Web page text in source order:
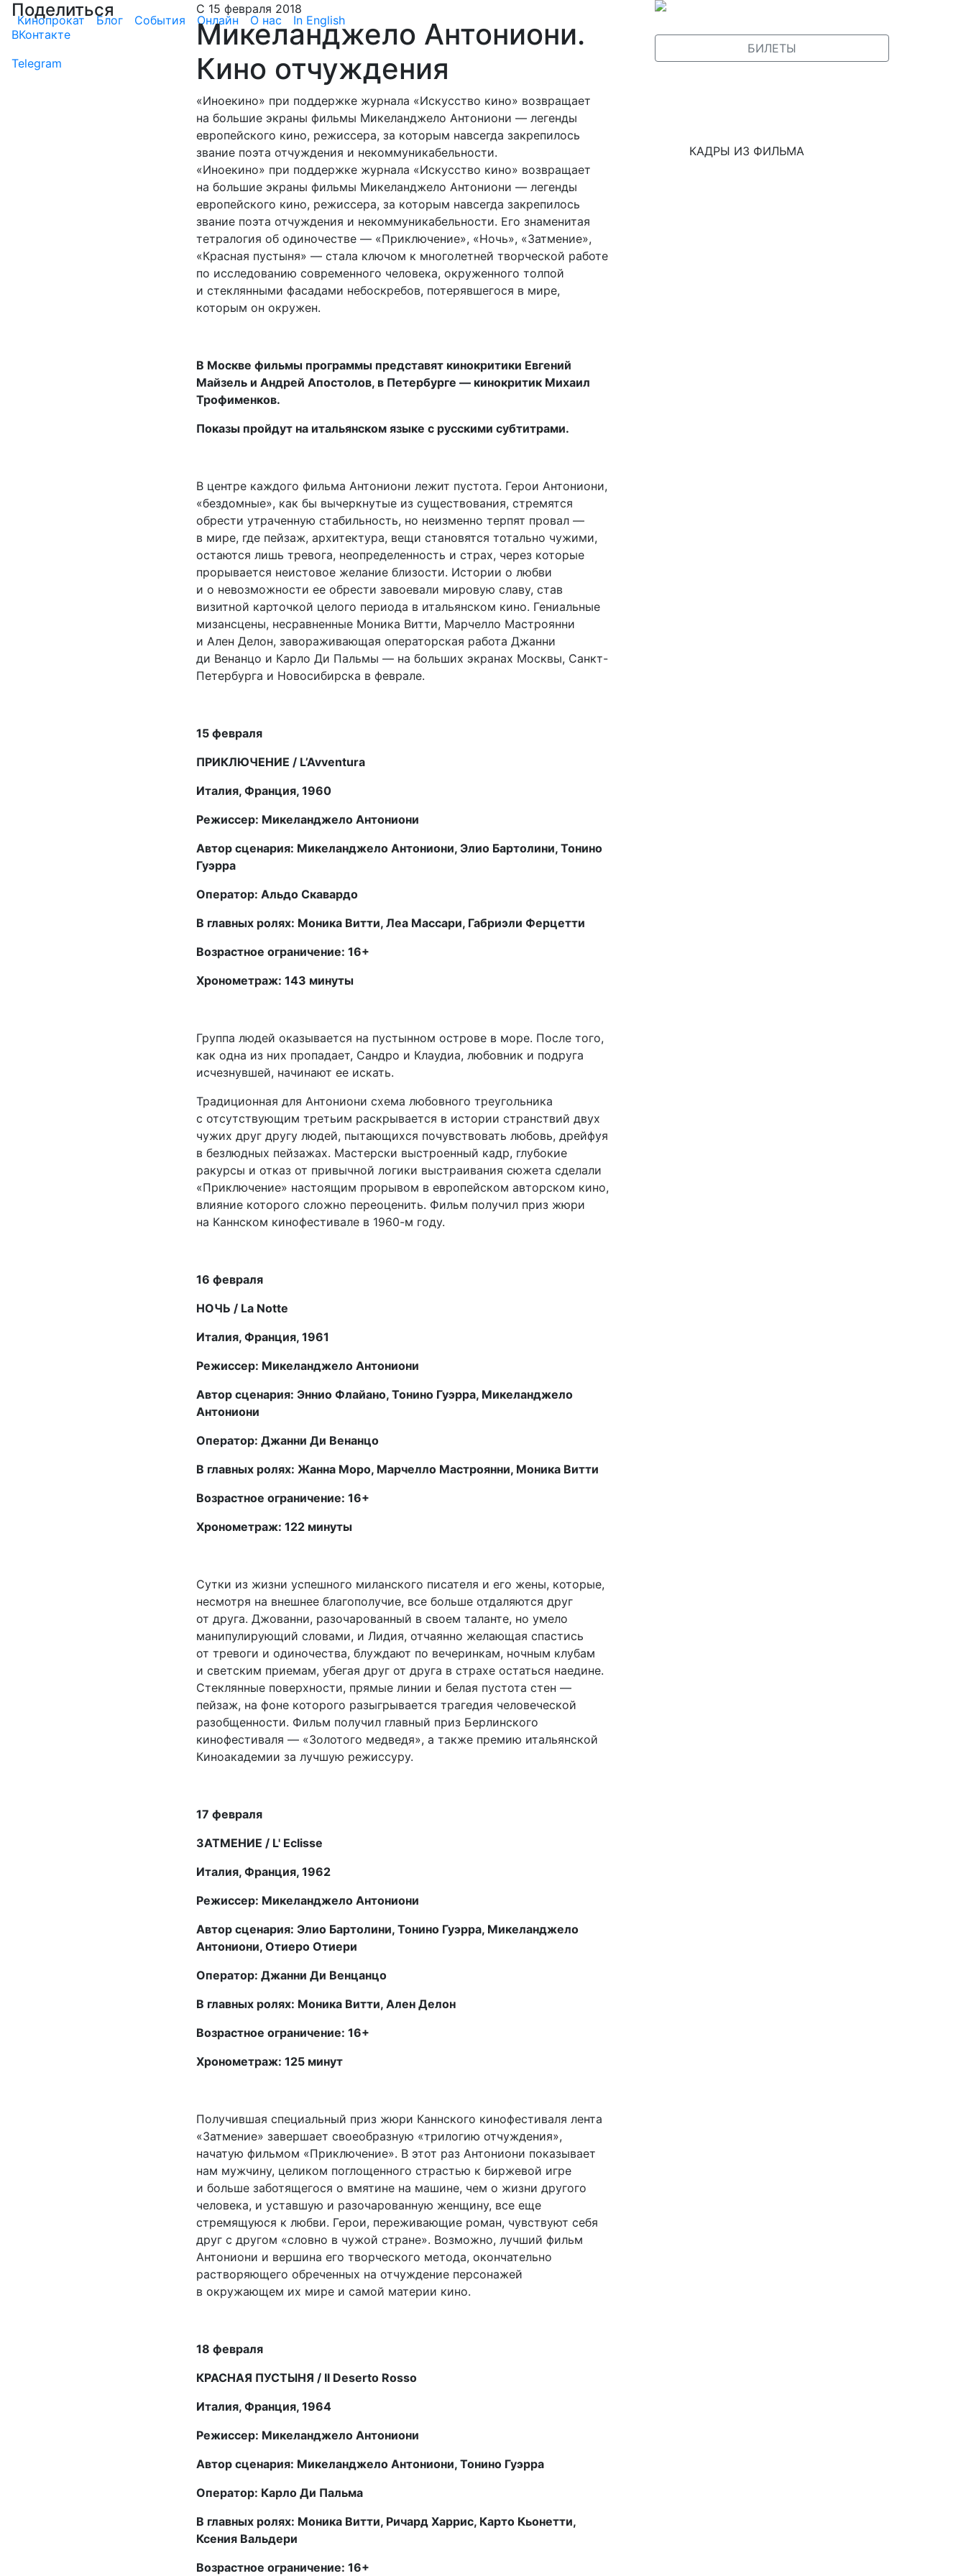
Кинопрокат Блог События Онлайн О нас In English
Поделиться
ВКонтакте
Telegram
С 15 февраля 2018
Микеланджело Антониони.
Кино отчуждения
«Иноекино» при поддержке журнала «Искусство кино» возвращает
на большие экраны фильмы Микеланджело Антониони — легенды
европейского кино, режиссера, за которым навсегда закрепилось
звание поэта отчуждения и некоммуникабельности.
«Иноекино» при поддержке журнала «Искусство кино» возвращает
на большие экраны фильмы Микеланджело Антониони — легенды
европейского кино, режиссера, за которым навсегда закрепилось
звание поэта отчуждения и некоммуникабельности. Его знаменитая
тетралогия об одиночестве — «Приключение», «Ночь», «Затмение»,
«Красная пустыня» — стала ключом к многолетней творческой работе
по исследованию современного человека, окруженного толпой
и стеклянными фасадами небоскребов, потерявшегося в мире,
которым он окружен.
В Москве фильмы программы представят кинокритики Евгений
Майзель и Андрей Апостолов, в Петербурге — кинокритик Михаил
Трофименков.
Показы пройдут на итальянском языке с русскими субтитрами.
В центре каждого фильма Антониони лежит пустота. Герои Антониони,
«бездомные», как бы вычеркнутые из существования, стремятся
обрести утраченную стабильность, но неизменно терпят провал —
в мире, где пейзаж, архитектура, вещи становятся тотально чужими,
остаются лишь тревога, неопределенность и страх, через которые
прорывается неистовое желание близости. Истории о любви
и о невозможности ее обрести завоевали мировую славу, став
визитной карточкой целого периода в итальянском кино. Гениальные
мизансцены, несравненные Моника Витти, Марчелло Мастроянни
и Ален Делон, завораживающая операторская работа Джанни
ди Венанцо и Карло Ди Пальмы — на больших экранах Москвы, Санкт-
Петербурга и Новосибирска в феврале.
15 февраля
ПРИКЛЮЧЕНИЕ / L’Avventura
Италия, Франция, 1960
Режиссер: Микеланджело Антониони
Автор сценария: Микеланджело Антониони, Элио Бартолини, Тонино
Гуэрра
Оператор: Альдо Скавардо
В главных ролях: Моника Витти, Леа Массари, Габриэли Ферцетти
Возрастное ограничение: 16+
Хронометраж: 143 минуты
Группа людей оказывается на пустынном острове в море. После того,
как одна из них пропадает, Сандро и Клаудиа, любовник и подруга
исчезнувшей, начинают ее искать.
Традиционная для Антониони схема любовного треугольника
с отсутствующим третьим раскрывается в истории странствий двух
чужих друг другу людей, пытающихся почувствовать любовь, дрейфуя
в безлюдных пейзажах. Мастерски выстроенный кадр, глубокие
ракурсы и отказ от привычной логики выстраивания сюжета сделали
«Приключение» настоящим прорывом в европейском авторском кино,
влияние которого сложно переоценить. Фильм получил приз жюри
на Каннском кинофестивале в 1960-м году.
16 февраля
НОЧЬ / La Notte
Италия, Франция, 1961
Режиссер: Микеланджело Антониони
Автор сценария: Эннио Флайано, Тонино Гуэрра, Микеланджело
Антониони
Оператор: Джанни Ди Венанцо
В главных ролях: Жанна Моро, Марчелло Мастроянни, Моника Витти
Возрастное ограничение: 16+
Хронометраж: 122 минуты
Сутки из жизни успешного миланского писателя и его жены, которые,
несмотря на внешнее благополучие, все больше отдаляются друг
от друга. Джованни, разочарованный в своем таланте, но умело
манипулирующий словами, и Лидия, отчаянно желающая спастись
от тревоги и одиночества, блуждают по вечеринкам, ночным клубам
и светским приемам, убегая друг от друга в страхе остаться наедине.
Стеклянные поверхности, прямые линии и белая пустота стен —
пейзаж, на фоне которого разыгрывается трагедия человеческой
разобщенности. Фильм получил главный приз Берлинского
кинофестиваля — «Золотого медведя», а также премию итальянской
Киноакадемии за лучшую режиссуру.
17 февраля
ЗАТМЕНИЕ / L' Eclisse
Италия, Франция, 1962
Режиссер: Микеланджело Антониони
Автор сценария: Элио Бартолини, Тонино Гуэрра, Микеланджело
Антониони, Отиеро Отиери
Оператор: Джанни Ди Венцанцо
В главных ролях: Моника Витти, Ален Делон
Возрастное ограничение: 16+
Хронометраж: 125 минут
Получившая специальный приз жюри Каннского кинофестиваля лента
«Затмение» завершает своеобразную «трилогию отчуждения»,
начатую фильмом «Приключение». В этот раз Антониони показывает
нам мужчину, целиком поглощенного страстью к биржевой игре
и больше заботящегося о вмятине на машине, чем о жизни другого
человека, и уставшую и разочарованную женщину, все еще
стремящуюся к любви. Герои, переживающие роман, чувствуют себя
друг с другом «словно в чужой стране». Возможно, лучший фильм
Антониони и вершина его творческого метода, окончательно
растворяющего обреченных на отчуждение персонажей
в окружающем их мире и самой материи кино.
18 февраля
КРАСНАЯ ПУСТЫНЯ / Il Deserto Rosso
Италия, Франция, 1964
Режиссер: Микеланджело Антониони
Автор сценария: Микеланджело Антониони, Тонино Гуэрра
Оператор: Карло Ди Пальма
В главных ролях: Моника Витти, Ричард Харрис, Карто Кьонетти,
Ксения Вальдери
Возрастное ограничение: 16+
БИЛЕТЫ
КАДРЫ ИЗ ФИЛЬМА